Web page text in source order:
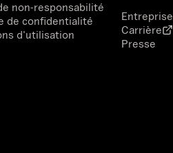
non-responsabilité
de confidentialité
d'utilisation
Entreprise
Carrière
Presse